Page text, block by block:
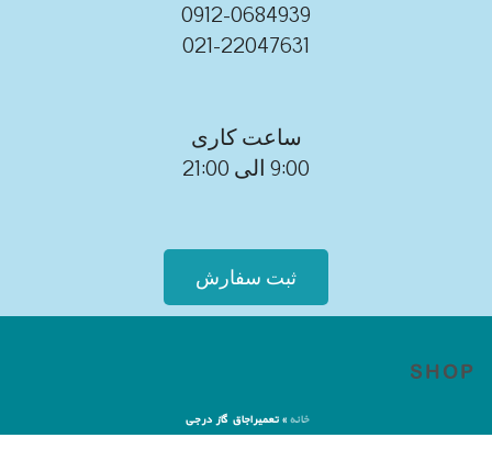
0912-0684939
021-22047631
ساعت کاری
9:00 الی 21:00
ثبت سفارش
SHOP
خانه »تعمیر اجاق گاز در جی